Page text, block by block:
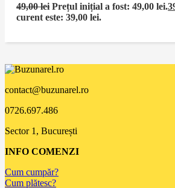
49,00lei Prețul inițial a fost: 49,00 lei.
curent este: 39,00 lei.
contact@buzunarel.ro
0726.697.486
Sector 1, București
INFO COMENZI
Cum cumpăr?
Cum plătesc?